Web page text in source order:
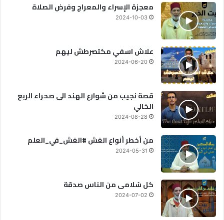
معجزة الإسراء والمعراج وفرض الصلاة
2024-10-03
علاش اسفي مكتصرطش ليهم
2024-06-20
قصة نجيب من شوارع الهند الى صحراء الربع
الخالي
2024-08-28
من أخطر أنواع الغش #الغش_في_العلم
2024-05-31
كل سُلامى من الناس صدقة
2024-07-02